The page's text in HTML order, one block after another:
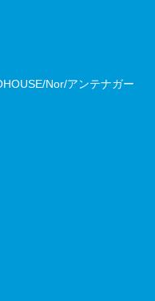
Nor/アンテナガー